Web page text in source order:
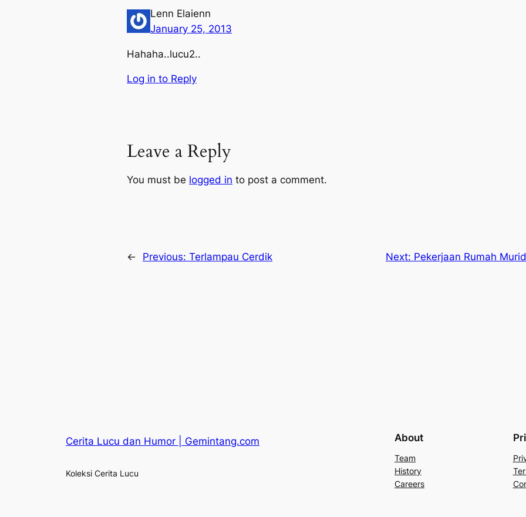
Lenn Elaienn
January 25, 2013
Hahaha..lucu2..
Log in to Reply
Leave a Reply
You must be logged in to post a comment.
← Previous: Terlampau Cerdik Next: Pekerjaan Rumah
Cerita Lucu dan Humor | Gemintang.com
Koleksi Cerita Lucu
About
Team
History
Careers